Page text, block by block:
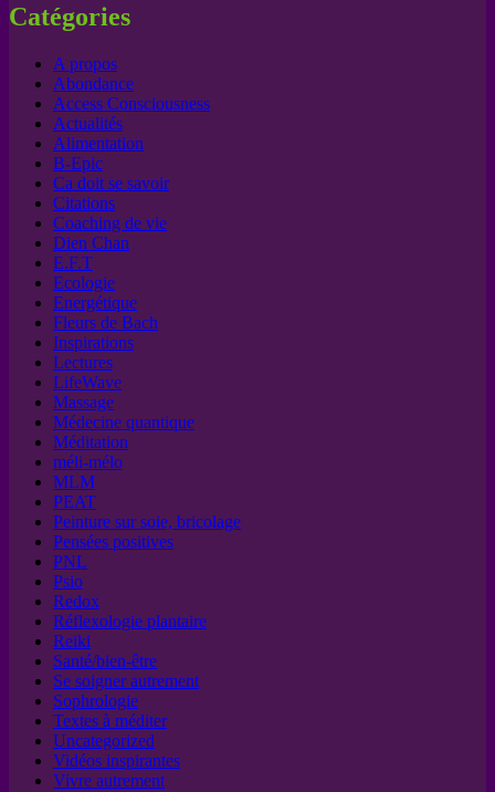
Catégories
A propos
Abondance
Access Consciousness
Actualités
Alimentation
B-Epic
Ca doit se savoir
Citations
Coaching de vie
Dien Chan
E.F.T
Ecologie
Energétique
Fleurs de Bach
Inspirations
Lectures
LifeWave
Massage
Médecine quantique
Méditation
méli-mélo
MLM
PEAT
Peinture sur soie, bricolage
Pensées positives
PNL
Psio
Redox
Réflexologie plantaire
Reiki
Santé/bien-être
Se soigner autrement
Sophrologie
Textes à méditer
Uncategorized
Vidéos inspirantes
Vivre autrement